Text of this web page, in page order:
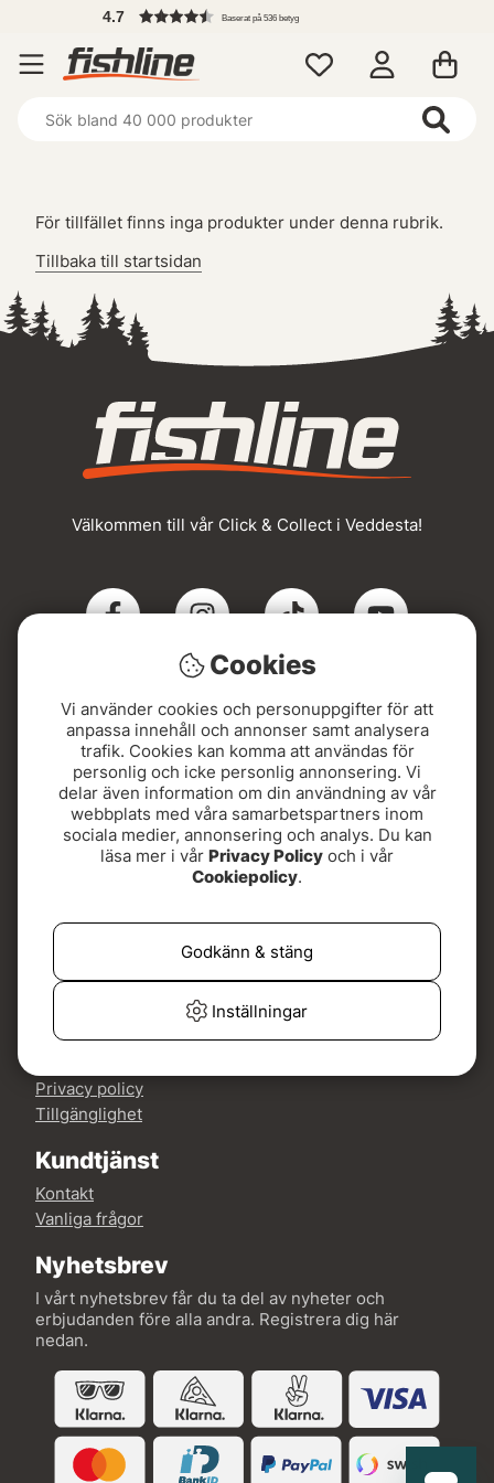
4.7 Baserat på 536 betyg
För tillfället finns inga produkter under denna rubrik.
Tillbaka till startsidan
Välkommen till vår Click & Collect i Veddesta!
Click & Collect
Beställ online och hämta din order i Veddesta när du
fått SMS. Snabbt, smidigt och med Sveriges bredaste
utbud av flugfiskeutrustning!
Adressen hittar du här:
Kontovägen 5, 175 62 Järfälla
Mer om Fishline
Köp- och leveransvillkor
Privacy policy
Tillgänglighet
Kundtjänst
Kontakt
Vanliga frågor
Nyhetsbrev
I vårt nyhetsbrev får du ta del av nyheter och
erbjudanden före alla andra. Registrera dig här
nedan.
Cookies
Vi använder cookies och personuppgifter för att
anpassa innehåll och annonser samt analysera
trafik. Cookies kan komma att användas för
personlig och icke personlig annonsering. Vi
delar även information om din användning av vår
webbplats med våra samarbetspartners inom
sociala medier, annonsering och analys. Du kan
läsa mer i vår Privacy Policy och i vår
Cookiepolicy.
Inställningar
Godkänn & stäng